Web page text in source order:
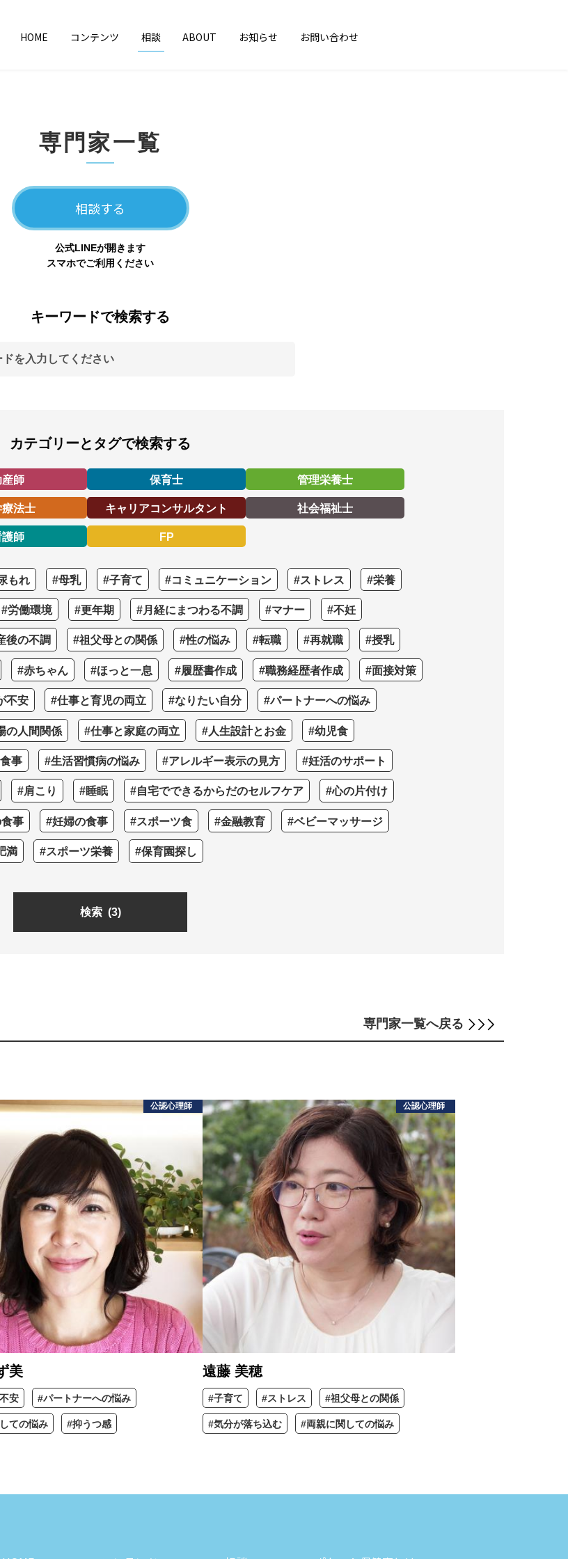
HOME コンテンツ 相談 ABOUT お知らせ お問い合わせ
専門家一覧
相談する
公式LINEが開きます
スマホでご利用ください
キーワードで検索する
カテゴリーとタグで検索する
産師 保育士 管理栄養士
法士 キャリアコンサルタント 社会福祉士
護師 FP
もれ #母乳 #子育て #コミュニケーション #ストレス #栄養
#労働環境 #更年期 #月経にまつわる不調 #マナー #不妊
後の不調 #祖父母との関係 #性の悩み #転職 #再就職 #授乳
#赤ちゃん #ほっと一息 #履歴書作成 #職務経歴者作成 #面接対策
不安 #仕事と育児の両立 #なりたい自分 #パートナーへの悩み
の人間関係 #仕事と家庭の両立 #人生設計とお金 #幼児食
事 #生活習慣病の悩み #アレルギー表示の見方 #妊活のサポート
#肩こり #睡眠 #自宅でできるからだのセルフケア #心の片付け
事 #妊婦の食事 #スポーツ食 #金融教育 #ベビーマッサージ
満 #スポーツ栄養 #保育園探し
検索 (3)
専門家一覧へ戻る
公認心理師
美
安 #パートナーへの悩み
ての悩み #抑うつ感
公認心理師
遠藤 美穂
#子育て #ストレス #祖父母との関係
#気分が落ち込む #両親に関しての悩み